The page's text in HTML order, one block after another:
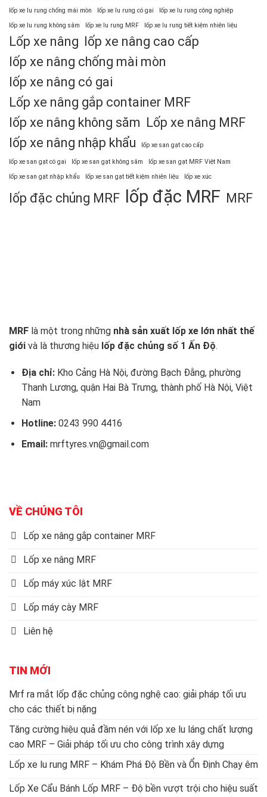
lốp xe lu rung chống mài mòn
lốp xe lu rung có gai
lốp xe lu rung công nghiệp
lốp xe lu rung không săm
lốp xe lu rung MRF lốp xe lu rung tiết kiệm nhiên liệu
Lốp xe nâng lốp xe nâng cao cấp
lốp xe nâng chống mài mòn
lốp xe nâng có gai
Lốp xe nâng gắp container MRF
lốp xe nâng không săm Lốp xe nâng MRF
lốp xe nâng nhập khẩu
lốp xe san gạt cao cấp
lốp xe san gạt có gai lốp xe san gạt không săm
lốp xe san gạt MRF Việt Nam
lốp xe san gạt nhập khẩu
lốp xe san gạt tiết kiệm nhiên liệu lốp xe xúc
lốp đặc chủng MRF lốp đặc MRF MRF
MRF là một trong những nhà sản xuất lốp xe lớn nhất thế
giới và là thương hiệu lốp đặc chủng số 1 Ấn Độ.
Địa chỉ:Kho Cảng Hà Nội, đường Bạch Đằng, phường
Thanh Lương, quận Hai Bà Trưng, thành phố Hà Nội, Việt
Nam
Hotline: 0243 990 4416
Email: mrftyres.vn@gmail.com
VỀ CHÚNG TÔI
Lốp xe nâng gắp container MRF
Lốp xe nâng MRF
Lốp máy xúc lật MRF
Lốp máy cày MRF
Liên hệ
TIN MỚI
Mrf ra mắt lốp đặc chủng công nghệ cao: giải pháp tối ưu
cho các thiết bị nặng
Tăng cường hiệu quả đầm nén với lốp xe lu láng chất lượng
cao MRF – Giải pháp tối ưu cho công trình xây dựng
Lốp xe lu rung MRF – Khám Phá Độ Bền và Ổn Định Chạy êm
Lốp Xe Cẩu Bánh Lốp MRF – Độ bền vượt trội cho hiệu suất